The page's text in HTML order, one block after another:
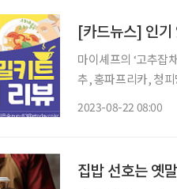
[카드뉴스] 인
마이셰프의 ‘고추잡채와 꽃빵’ 가격 1만 3900원 재료 돈후지
추, 홍파프리카, 청피망, 소스, 고추기름,
2023-08-22 08:00
집밥 선호는 옛